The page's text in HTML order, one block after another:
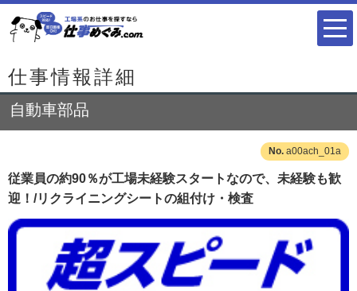
仕事情報詳細
自動車部品
a00ach_01a
従業員の約90％が工場未経験スタートなので、未経験も歓
迎！/リクライニングシートの組付け・検査